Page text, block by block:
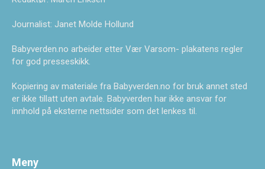
Journalist: Janet Molde Hollund
Babyverden.no arbeider etter Vær Varsom- plakatens regler
for god presseskikk.
Kopiering av materiale fra Babyverden.no for bruk annet sted
er ikke tillatt uten avtale. Babyverden har ikke ansvar for
innhold på eksterne nettsider som det lenkes til.
Meny